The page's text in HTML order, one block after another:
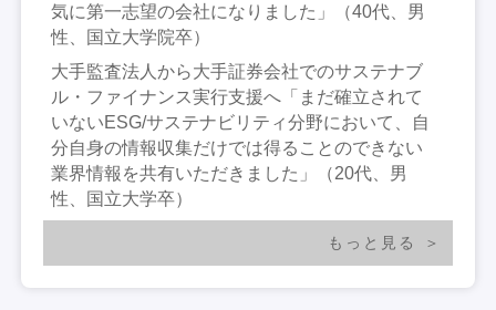
気に第一志望の会社になりました」（40代、男
性、国立大学院卒）
大手監査法人から大手証券会社でのサステナブ
ル・ファイナンス実行支援へ「まだ確立されて
いないESG/サステナビリティ分野において、自
分自身の情報収集だけでは得ることのできない
業界情報を共有いただきました」（20代、男
性、国立大学卒）
もっと見る